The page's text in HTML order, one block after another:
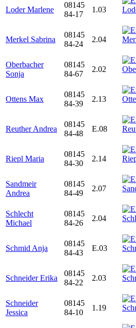
Loder Marlene
08145
84-17
1.03
Merkel Sabrina
08145
84-24
2.04
Oberbacher
Sonja
08145
84-67
2.02
Ottens Max
08145
84-39
2.13
Reuther Andrea
08145
84-48
E.08
Riepl Maria
08145
84-30
2.14
Sandmeir
Andrea
08145
84-49
2.07
Schlecht
Michael
08145
84-26
2.04
Schmid Anja
08145
84-43
E.03
Schneider Erika
08145
84-22
2.03
Schneider
Jessica
08145
84-10
1.19